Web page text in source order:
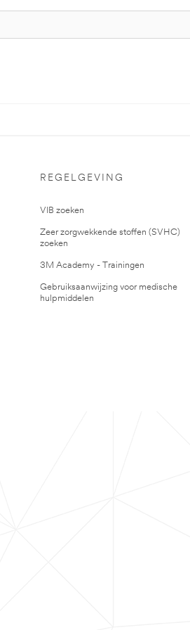
REGELGEVING
VIB zoeken
Zeer zorgwekkende stoffen (SVHC)
zoeken
3M Academy - Trainingen
Gebruiksaanwijzing voor medische
hulpmiddelen